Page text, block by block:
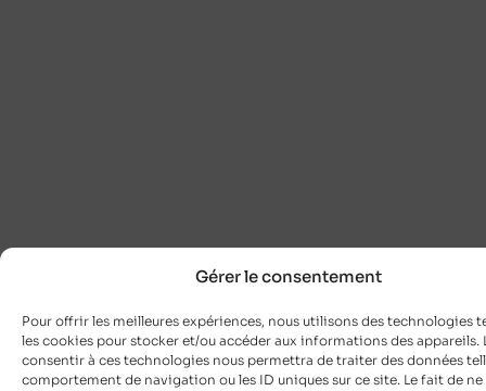
Gérer le consentement
Pour offrir les meilleures expériences, nous utilisons des technologies
les cookies pour stocker et/ou accéder aux informations des appareils.
consentir à ces technologies nous permettra de traiter des données
comportement de navigation ou les ID uniques sur ce site. Le fait de ne